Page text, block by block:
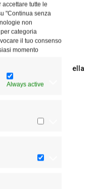
accettare tutte le
"Continua senza
non
categoria
il tuo consenso
momento
Always active
dei nonni e degli
cardinale...
il centro d’ascolto della
per la Giornata dei